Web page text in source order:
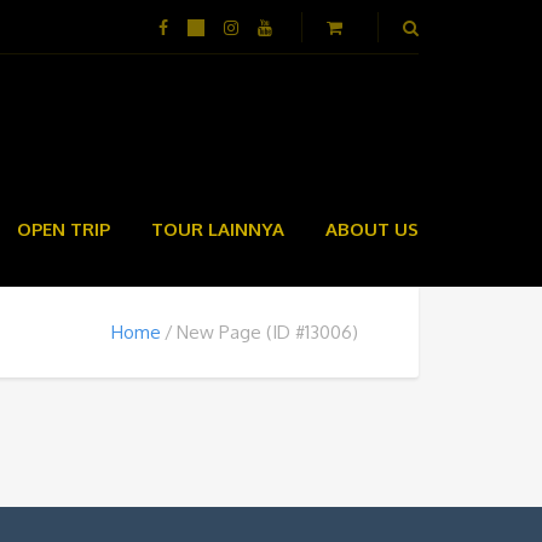
OPEN TRIP TOUR LAINNYA ABOUT US
Home New Page (ID #13006)